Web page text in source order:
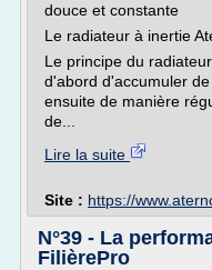
douce et constante
Le radiateur à inertie
Le principe du
d'abord d'accumuler
ensuite de manière
de...
Lire la suite
Site : https://
N°39 - La
FilièrePro